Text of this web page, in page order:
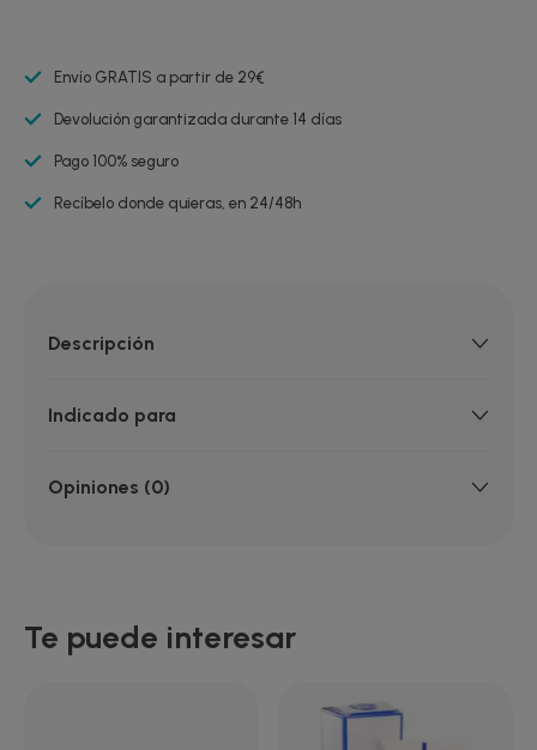
Envío GRATIS a partir de 29€
Devolución garantizada durante 14 días
Pago 100% seguro
Recíbelo donde quieras, en 24/48h
Descripción
Indicado para
Opiniones (0)
Te puede interesar